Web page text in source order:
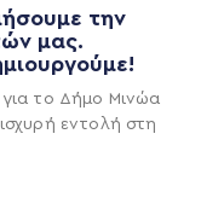
την
μας.
το Δήμο Μινώα
εντολή στη